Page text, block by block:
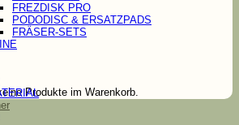
Produkte im Warenkorb.
FREZDISK PRO
PODODISC & ERSATZPADS
FRÄSER-SETS